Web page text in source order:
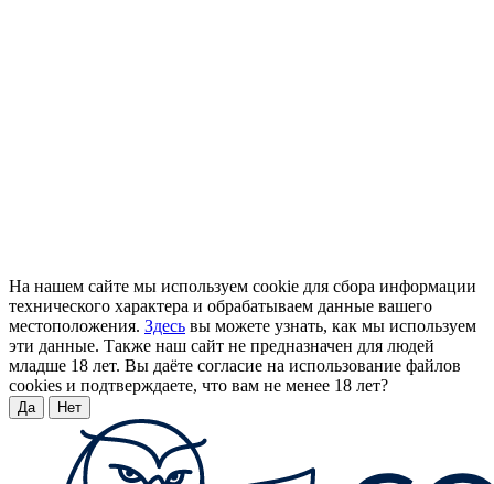
На нашем сайте мы используем cookie для сбора информации
технического характера и обрабатываем данные вашего
местоположения. Здесь вы можете узнать, как мы используем
эти данные. Также наш сайт не предназначен для людей
младше 18 лет. Вы даёте согласие на использование файлов
cookies и подтверждаете, что вам не менее 18 лет?
Да Нет